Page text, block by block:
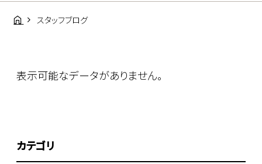
スタッフブログ
表示可能なデータがありません。
カテゴリ